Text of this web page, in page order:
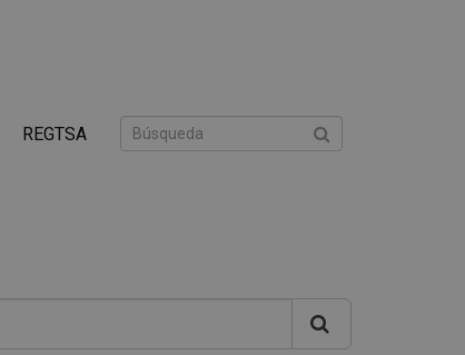
REGTSA